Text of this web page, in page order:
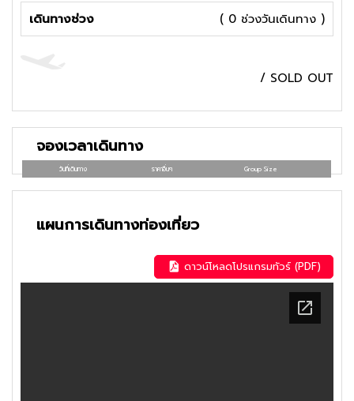
เดินทางช่วง ( 0 ช่วงวันเดินทาง )
/ SOLD OUT
จองเวลาเดินทาง
วันที่เดินทาง ราคาอื่นๆ Group Size
แผนการเดินทางท่องเที่ยว
ดาวน์โหลดโปรแกรมทัวร์ (PDF)